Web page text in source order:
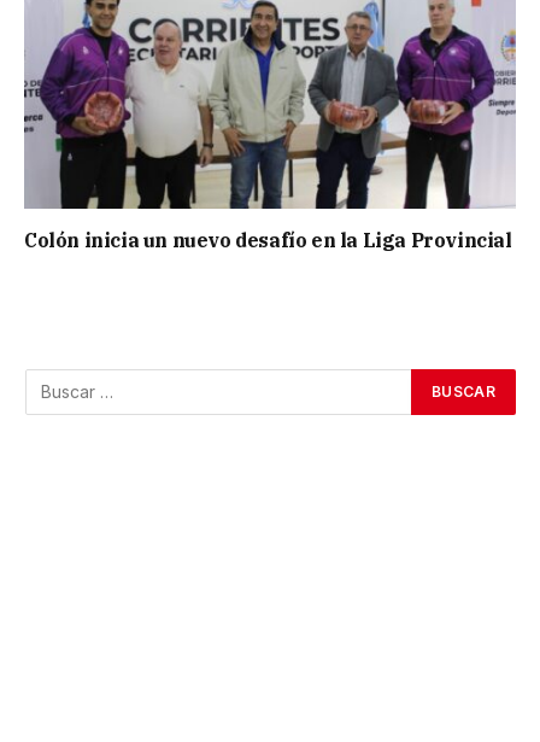
Colón inicia un nuevo desafío en la Liga Provincial